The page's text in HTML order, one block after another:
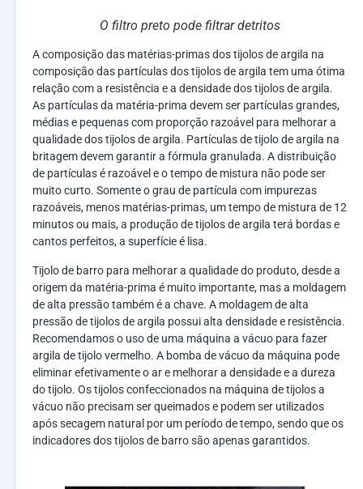
O filtro preto pode filtrar detritos
A composição das matérias-primas dos tijolos de argila na
composição das partículas dos tijolos de argila tem uma ótima
relação com a resistência e a densidade dos tijolos de argila.
As partículas da matéria-prima devem ser partículas grandes,
médias e pequenas com proporção razoável para melhorar a
qualidade dos tijolos de argila. Partículas de tijolo de argila na
britagem devem garantir a fórmula granulada. A distribuição
de partículas é razoável e o tempo de mistura não pode ser
muito curto. Somente o grau de partícula com impurezas
razoáveis, menos matérias-primas, um tempo de mistura de 12
minutos ou mais, a produção de tijolos de argila terá bordas e
cantos perfeitos, a superfície é lisa.
Tijolo de barro para melhorar a qualidade do produto, desde a
origem da matéria-prima é muito importante, mas a moldagem
de alta pressão também é a chave. A moldagem de alta
pressão de tijolos de argila possui alta densidade e resistência.
Recomendamos o uso de uma máquina a vácuo para fazer
argila de tijolo vermelho. A bomba de vácuo da máquina pode
eliminar efetivamente o ar e melhorar a densidade e a dureza
do tijolo. Os tijolos confeccionados na máquina de tijolos a
vácuo não precisam ser queimados e podem ser utilizados
após secagem natural por um período de tempo, sendo que os
indicadores dos tijolos de barro são apenas garantidos.